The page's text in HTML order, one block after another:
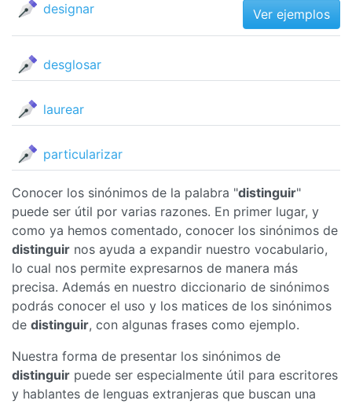
designar Ver ejemplos
desglosar
laurear
particularizar
Conocer los sinónimos de la palabra "distinguir"
puede ser útil por varias razones. En primer lugar, y
como ya hemos comentado, conocer los sinónimos de
distinguir nos ayuda a expandir nuestro vocabulario,
lo cual nos permite expresarnos de manera más
precisa. Además en nuestro diccionario de sinónimos
podrás conocer el uso y los matices de los sinónimos
de distinguir, con algunas frases como ejemplo.
Nuestra forma de presentar los sinónimos de
distinguir puede ser especialmente útil para escritores
y hablantes de lenguas extranjeras que buscan una